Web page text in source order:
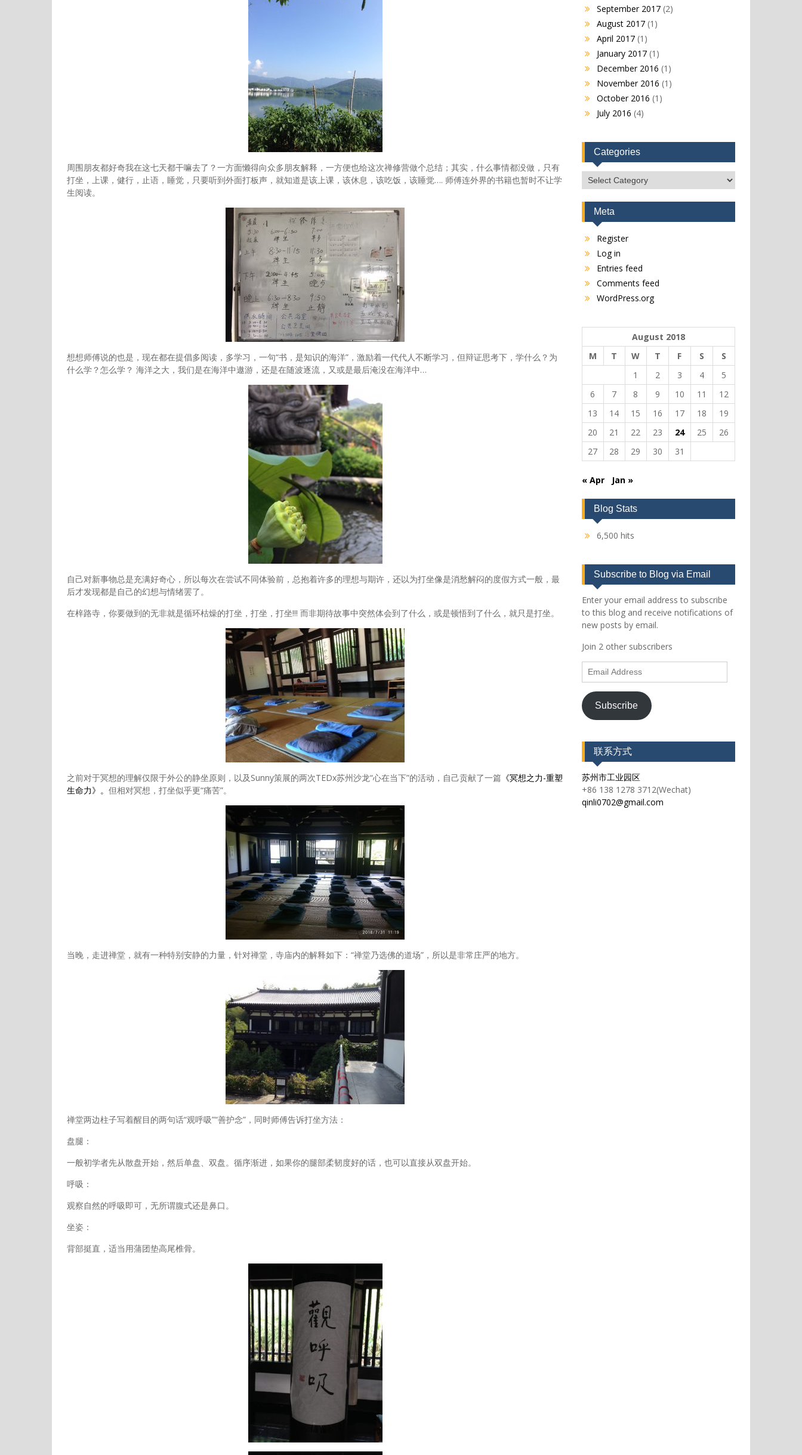
周围朋友都好奇我在这七天都干嘛去了？一方面懒得向众多朋友解释，一方便也给这次禅修营做个总结；其实，什么事情都没做，只有
打坐，上课，健行，止语，睡觉，只要听到外面打板声，就知道是该上课，该休息，该吃饭，该睡觉…. 师傅连外界的书籍也暂时不让学
生阅读。
想想师傅说的也是，现在都在提倡多阅读，多学习，一句“书，是知识的海洋”，激励着一代代人不断学习，但辩证思考下，学什么？为
什么学？怎么学？ 海洋之大，我们是在海洋中遨游，还是在随波逐流，又或是最后淹没在海洋中…
自己对新事物总是充满好奇心，所以每次在尝试不同体验前，总抱着许多的理想与期许，还以为打坐像是消愁解闷的度假方式一般，最
后才发现都是自己的幻想与情绪罢了。
在梓路寺，你要做到的无非就是循环枯燥的打坐，打坐，打坐!!! 而非期待故事中突然体会到了什么，或是顿悟到了什么，就只是打坐。
之前对于冥想的理解仅限于外公的静坐原则，以及Sunny策展的两次TEDx苏州沙龙“心在当下”的活动，自己贡献了一篇 《冥想之力-重塑
生命力》。 但相对冥想，打坐似乎更“痛苦”。
当晚，走进禅堂，就有一种特别安静的力量，针对禅堂，寺庙内的解释如下：“禅堂乃选佛的道场”，所以是非常庄严的地方。
禅堂两边柱子写着醒目的两句话“观呼吸”“善护念”，同时师傅告诉打坐方法：
盘腿：
一般初学者先从散盘开始，然后单盘、双盘。循序渐进，如果你的腿部柔韧度好的话，也可以直接从双盘开始。
呼吸：
观察自然的呼吸即可，无所谓腹式还是鼻口。
坐姿：
背部挺直，适当用蒲团垫高尾椎骨。
September 2017(2)
August 2017(1)
April 2017(1)
January 2017(1)
December 2016 (1)
November 2016 (1)
October 2016 (1)
July 2016 (4)
Categories
Categories
Meta
Register
Log in
Entries feed
Comments feed
WordPress.org
August 2018
M
T W T F S
S
1
2 3 4
5
6
7 8 9 10 11
12
13
14 15 16 17 18
19
20
21 22 23 24 25
26
27
28 29 30 31
« Apr Jan »
Blog Stats
6,500 hits
Subscribe to Blog via Email
Enter your email address to subscribe
to this blog and receive notifications of
new posts by email.
Join 2 other subscribers
Email
Address
Subscribe
联系方式
苏州市工业园区
+86 138 1278 3712(Wechat)
qinli0702@gmail.com